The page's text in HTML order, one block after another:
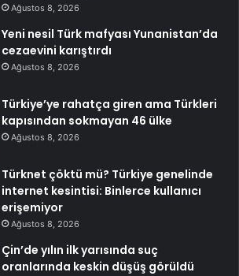
Ağustos 8, 2026
Yeni nesil Türk mafyası Yunanistan’da
cezaevini karıştırdı
Ağustos 8, 2026
Türkiye’ye rahatça giren ama Türkleri
kapısından sokmayan 46 ülke
Ağustos 8, 2026
Türknet çöktü mü? Türkiye genelinde
internet kesintisi: Binlerce kullanıcı
erişemiyor
Ağustos 8, 2026
Çin’de yılın ilk yarısında suç
oranlarında keskin düşüş görüldü